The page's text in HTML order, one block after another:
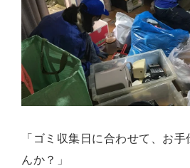
「ゴミ収集日に合わせて、お
んか？」